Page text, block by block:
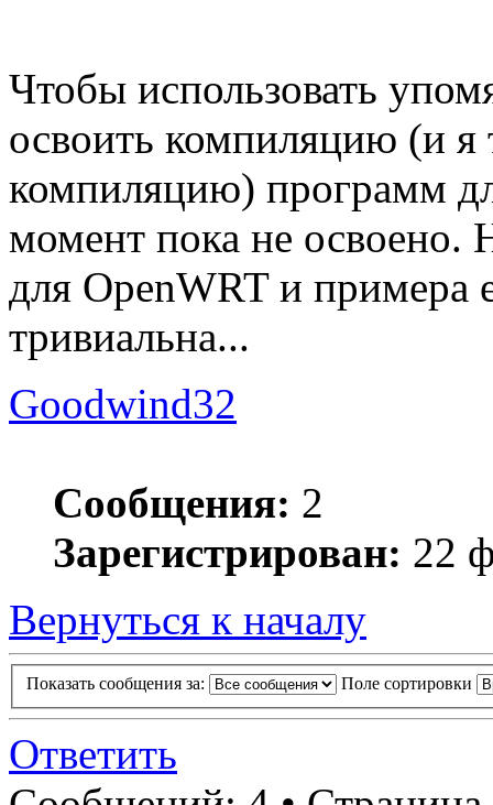
Чтобы использовать
освоить компиляцию (и
компиляцию) программ
момент пока не освоено.
для OpenWRT и примера
тривиальна...
Goodwind32
Сообщения: 2
Зарегистрирован: 22
Вернуться к началу
Показать сообщения за: Поле сортировки
Ответить